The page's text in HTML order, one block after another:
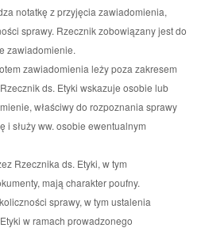
notatkę z przyjęcia zawiadomienia,
sprawy. Rzecznik zobowiązany jest do
zawiadomienie.
zawiadomienia leży poza zakresem
ds. Etyki wskazuje osobie lub
właściwy do rozpoznania sprawy
i służy ww. osobie ewentualnym
Rzecznika ds. Etyki, w tym
mają charakter poufny.
sprawy, w tym ustalenia
w ramach prowadzonego